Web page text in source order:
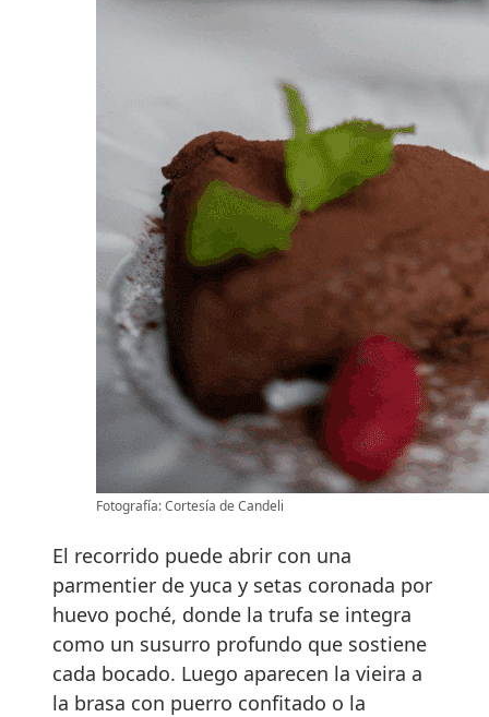
Fotografía: Cortesía de Candeli
El recorrido puede abrir con una
parmentier de yuca y setas coronada por
huevo poché, donde la trufa se integra
como un susurro profundo que sostiene
cada bocado. Luego aparecen la vieira a
la brasa con puerro confitado o la